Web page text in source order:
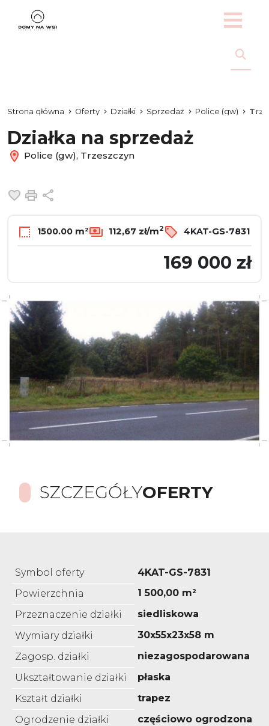
Strona główna Oferty Działki Sprzedaż Police (gw)
Działka na sprzedaż
Police (gw), Trzeszczyn
Dodaj do ulubionych
Drukuj
1500.00 m² 112,67 zł/m2 4KAT-GS-7831
169 000 zł
SZCZEGÓŁYOFERTY
Symbol oferty
4KAT-GS-7831
Powierzchnia
1 500,00 m²
Przeznaczenie działki
siedliskowa
Wymiary działki
30x55x23x58 m
Zagosp. działki
niezagospodarowana
Ukształtowanie działki
płaska
Kształt działki
trapez
Ogrodzenie działki
częściowo ogrodzona